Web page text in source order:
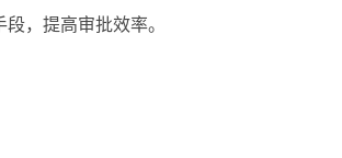
，提高审批效率。